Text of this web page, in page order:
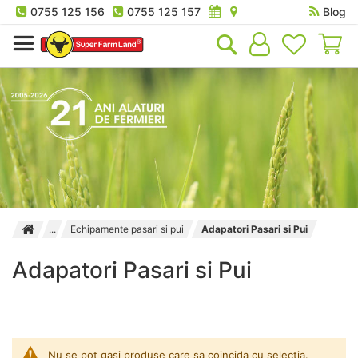
0755 125 156 0755 125 157
Blog
Echipamente pasari si pui Adapatori Pasari si Pui
Adapatori Pasari si Pui
Nu se pot gasi produse care sa coincida cu selectia.